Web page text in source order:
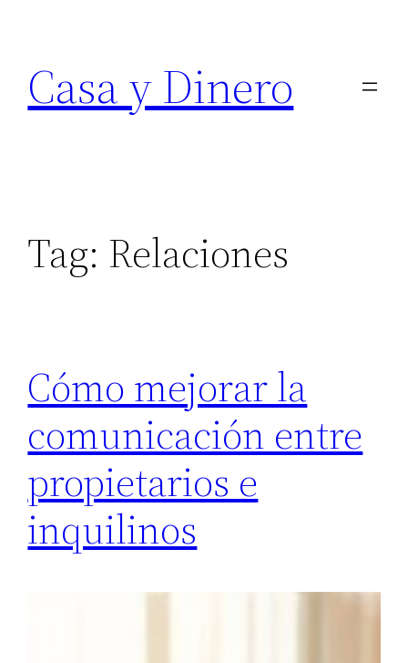
content
Casa y Dinero
Tag: Relaciones
Cómo mejorar la
comunicación entre
propietarios e
inquilinos